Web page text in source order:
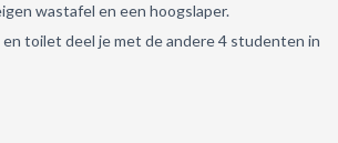
wastafel en een hoogslaper.
en toilet deel je met de andere 4 studenten in